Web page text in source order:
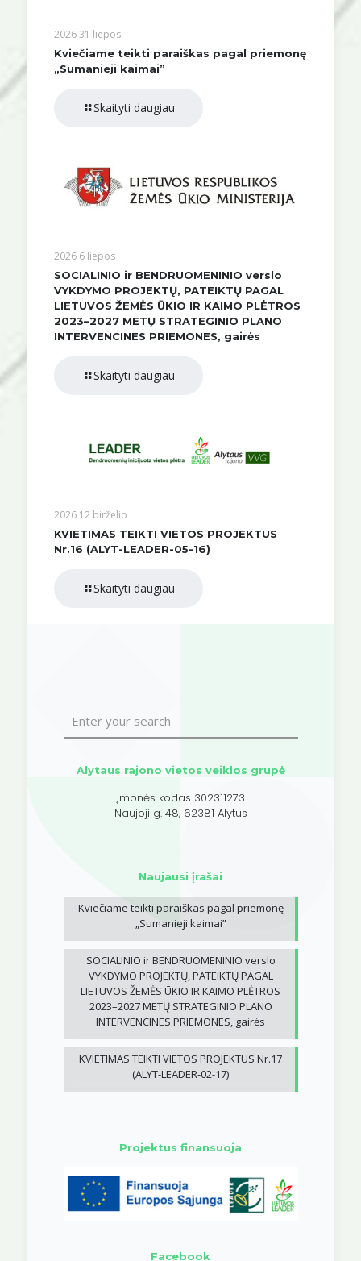
2026 31 liepos
Kviečiame teikti paraiškas pagal priemonę
„Sumanieji kaimai”
Skaityti daugiau
2026 6 liepos
SOCIALINIO ir BENDRUOMENINIO verslo
VYKDYMO PROJEKTŲ, PATEIKTŲ PAGAL
LIETUVOS ŽEMĖS ŪKIO IR KAIMO PLĖTROS
2023–2027 METŲ STRATEGINIO PLANO
INTERVENCINES PRIEMONES, gairės
Skaityti daugiau
2026 12 birželio
KVIETIMAS TEIKTI VIETOS PROJEKTUS
Nr.16 (ALYT-LEADER-05-16)
Skaityti daugiau
Alytaus rajono vietos veiklos grupė
Įmonės kodas 302311273
Naujoji g. 48, 62381 Alytus
Naujausi įrašai
Kviečiame teikti paraiškas pagal priemonę
„Sumanieji kaimai”
SOCIALINIO ir BENDRUOMENINIO verslo
VYKDYMO PROJEKTŲ, PATEIKTŲ PAGAL
LIETUVOS ŽEMĖS ŪKIO IR KAIMO PLĖTROS
2023–2027 METŲ STRATEGINIO PLANO
INTERVENCINES PRIEMONES, gairės
KVIETIMAS TEIKTI VIETOS PROJEKTUS Nr.17
(ALYT-LEADER-02-17)
Projektus finansuoja
Facebook